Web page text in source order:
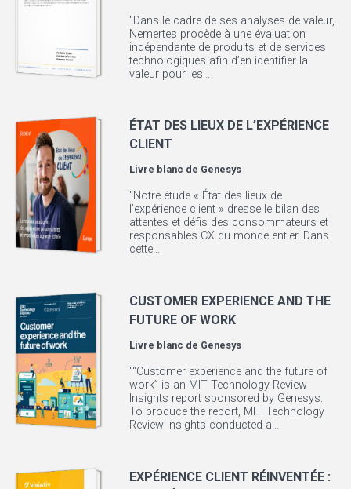
"Dans le cadre de ses analyses de valeur,
Nemertes procède à une évaluation
indépendante de produits et de services
technologiques afin d’en identifier la
valeur pour les...
ÉTAT DES LIEUX DE L’EXPÉRIENCE
CLIENT
Livre blanc de Genesys
"Notre étude « État des lieux de
l’expérience client » dresse le bilan des
attentes et défis des consommateurs et
responsables CX du monde entier. Dans
cette...
CUSTOMER EXPERIENCE AND THE
FUTURE OF WORK
Livre blanc de Genesys
"“Customer experience and the future of
work” is an MIT Technology Review
Insights report sponsored by Genesys.
To produce the report, MIT Technology
Review Insights conducted a...
EXPÉRIENCE CLIENT RÉINVENTÉE :